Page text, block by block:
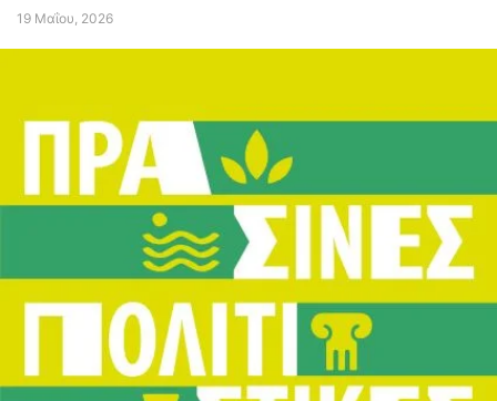
19 Μαΐου, 2026